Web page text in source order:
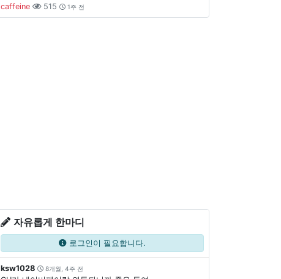
caffeine
515 1주 전
자유롭게 한마디
로그인이 필요합니다.
ksw1028 8개월, 4주 전